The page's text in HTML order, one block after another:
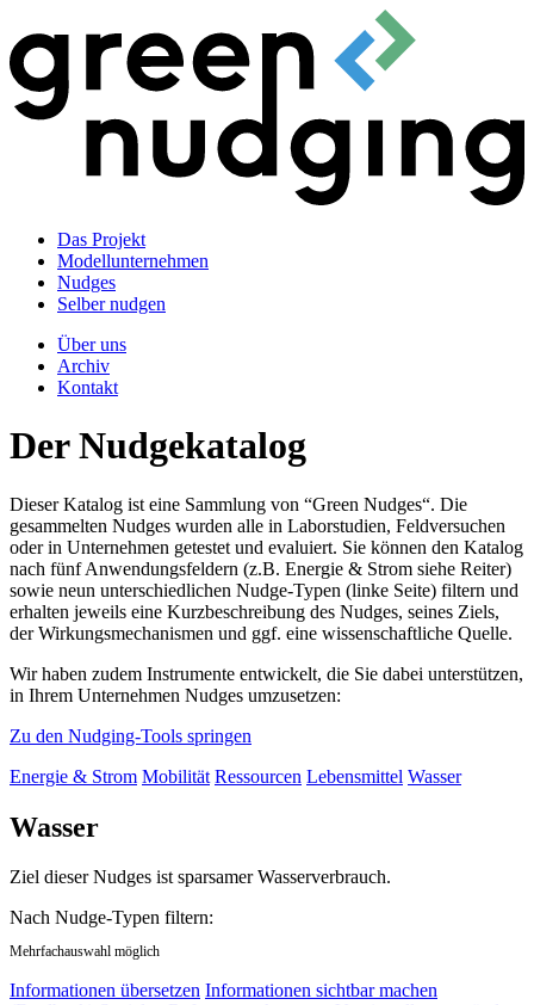
Das Projekt
Modellunternehmen
Nudges
Selber nudgen
Über uns
Archiv
Kontakt
Der Nudgekatalog
Dieser Katalog ist eine Sammlung von “Green Nudges“. Die
gesammelten Nudges wurden alle in Laborstudien, Feldversuchen
oder in Unternehmen getestet und evaluiert. Sie können den Katalog
nach fünf Anwendungsfeldern (z.B. Energie & Strom siehe Reiter)
sowie neun unterschiedlichen Nudge-Typen (linke Seite) filtern und
erhalten jeweils eine Kurzbeschreibung des Nudges, seines Ziels,
der Wirkungsmechanismen und ggf. eine wissenschaftliche Quelle.
Wir haben zudem Instrumente entwickelt, die Sie dabei unterstützen,
in Ihrem Unternehmen Nudges umzusetzen:
Zu den Nudging-Tools springen
Energie & Strom Mobilität Ressourcen Lebensmittel Wasser
Wasser
Ziel dieser Nudges ist sparsamer Wasserverbrauch.
Nach Nudge-Typen filtern:
Mehrfachauswahl möglich
Informationen übersetzen Informationen sichtbar machen